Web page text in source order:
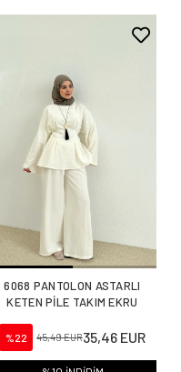
6068 PANTOLON ASTARLI
%22 45,49 EUR35,46 EUR
%10 İNDİRİM
31,92 EUR